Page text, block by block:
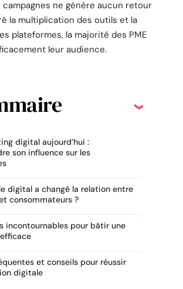
ne génère aucun retour
la multiplication des outils et la
plateformes, la majorité des PME
leur audience.
digital aujourd’hui :
son influence sur les
digital a changé la relation entre
consommateurs ?
incontournables pour bâtir une
et conseils pour réussir
digitale